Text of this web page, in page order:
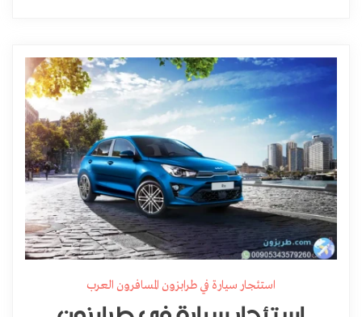
استئجار سيارة في طرابزون المسافرون العرب